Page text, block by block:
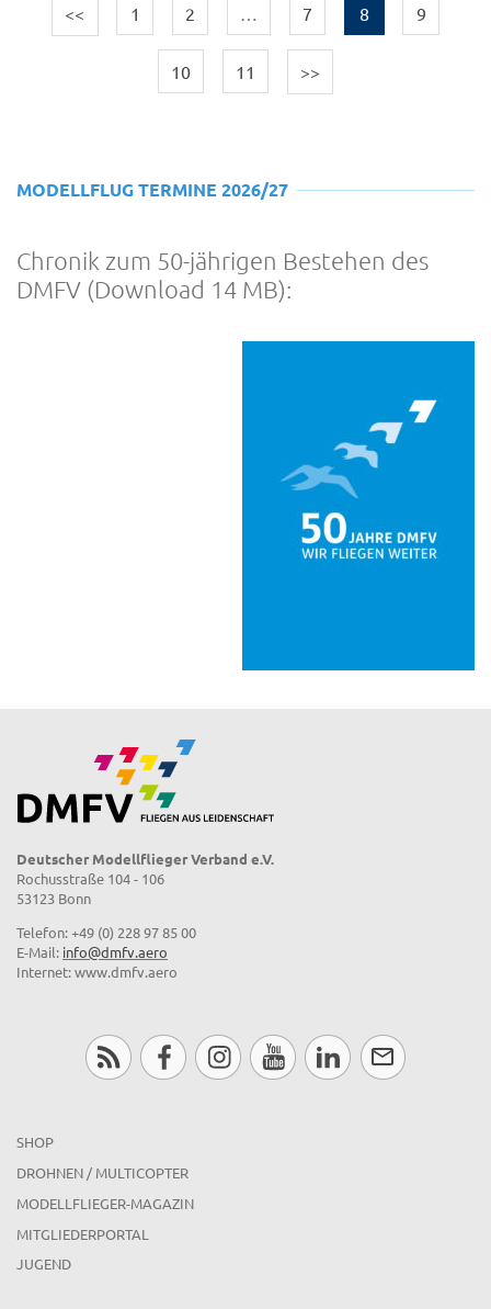
<< 1 2 7 8 9
10 11 >>
MODELLFLUG TERMINE 2026/27
Chronik zum 50-jährigen Bestehen des
DMFV (Download 14 MB):
Deutscher Modellflieger Verband e.V.
Rochusstraße 104 - 106
53123 Bonn
Telefon: +49 (0) 228 97 85 00
E-Mail: info@dmfv.aero
Internet: www.dmfv.aero
SHOP
DROHNEN / MULTICOPTER
MODELLFLIEGER-MAGAZIN
MITGLIEDERPORTAL
JUGEND